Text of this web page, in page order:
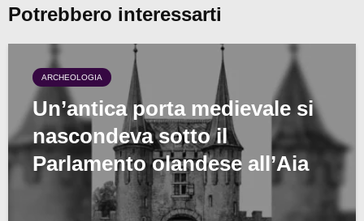
Potrebbero interessarti
ARCHEOLOGIA
Un’antica porta medievale si
nascondeva sotto il
Parlamento olandese all’Aia